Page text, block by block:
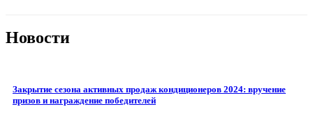
Новости
Закрытие сезона активных продаж кондиционеров 2024: вручение
призов и награждение победителей